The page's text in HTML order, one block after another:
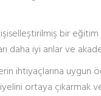
bir
iyi anlar ve
ihtiyaçlarına
ortaya çıkarmak